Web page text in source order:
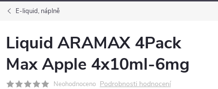
E-liquid, náplně
Liquid ARAMAX 4Pack
Max Apple 4x10ml-6mg
Neohodnoceno Podrobnosti hodnocení